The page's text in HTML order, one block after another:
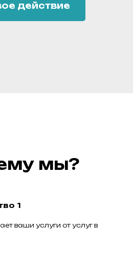
действие
мы?
1
ваши услуги от услуг в